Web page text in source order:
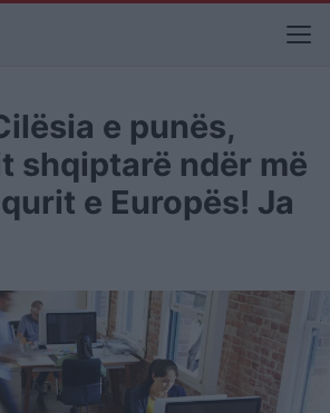
e punës,
shqiptarë ndër më
e Europës! Ja